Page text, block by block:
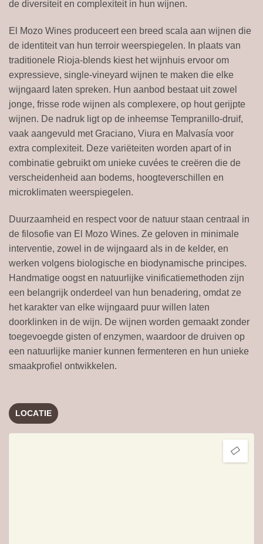
de diversiteit en complexiteit in hun wijnen.
El Mozo Wines produceert een breed scala aan wijnen die
de identiteit van hun terroir weerspiegelen. In plaats van
traditionele Rioja-blends kiest het wijnhuis ervoor om
expressieve, single-vineyard wijnen te maken die elke
wijngaard laten spreken. Hun aanbod bestaat uit zowel
jonge, frisse rode wijnen als complexere, op hout gerijpte
wijnen. De nadruk ligt op de inheemse Tempranillo-druif,
vaak aangevuld met Graciano, Viura en Malvasía voor
extra complexiteit. Deze variëteiten worden apart of in
combinatie gebruikt om unieke cuvées te creëren die de
verscheidenheid aan bodems, hoogteverschillen en
microklimaten weerspiegelen.
Duurzaamheid en respect voor de natuur staan centraal in
de filosofie van El Mozo Wines. Ze geloven in minimale
interventie, zowel in de wijngaard als in de kelder, en
werken volgens biologische en biodynamische principes.
Handmatige oogst en natuurlijke vinificatiemethoden zijn
een belangrijk onderdeel van hun benadering, omdat ze
het karakter van elke wijngaard puur willen laten
doorklinken in de wijn. De wijnen worden gemaakt zonder
toegevoegde gisten of enzymen, waardoor de druiven op
een natuurlijke manier kunnen fermenteren en hun unieke
smaakprofiel ontwikkelen.
LOCATIE